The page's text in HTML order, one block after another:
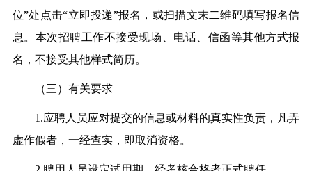
位”处点击“立即投递”报名，或扫描文末二维码填写报名信
息。本次招聘工作不接受现场、电话、信函等其他方式报
名，不接受其他样式简历。
（三）有关要求
1.应聘人员应对提交的信息或材料的真实性负责，凡弄
虚作假者，一经查实，即取消资格。